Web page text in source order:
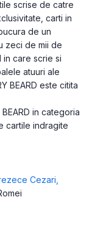
scrise de catre
carti in
de un
zeci de mii de
care scrie si
atuuri ale
BEARD este citita
in categoria
cartile indragite
Cezari